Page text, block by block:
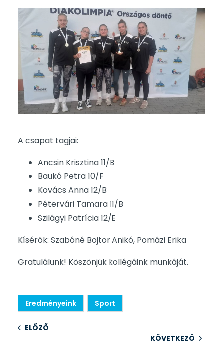
A csapat tagjai:
Ancsin Krisztina 11/B
Baukó Petra 10/F
Kovács Anna 12/B
Pétervári Tamara 11/B
Szilágyi Patrícia 12/E
Kísérők: Szabóné Bojtor Anikó, Pomázi Erika
Gratulálunk! Köszönjük kollégáink munkáját.
Eredményeink Sport
ELŐZŐ
KÖVETKEZŐ